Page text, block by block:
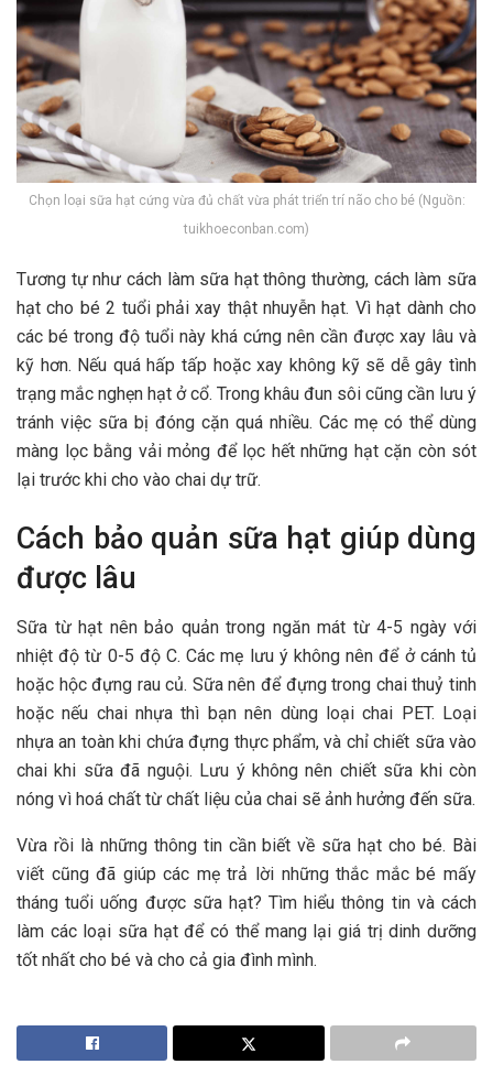
Chọn loại sữa hạt cứng vừa đủ chất vừa phát triển trí não cho bé (Nguồn:
tuikhoeconban.com)
Tương tự như cách làm sữa hạt thông thường, cách làm sữa
hạt cho bé 2 tuổi phải xay thật nhuyễn hạt. Vì hạt dành cho
các bé trong độ tuổi này khá cứng nên cần được xay lâu và
kỹ hơn. Nếu quá hấp tấp hoặc xay không kỹ sẽ dễ gây tình
trạng mắc nghẹn hạt ở cổ. Trong khâu đun sôi cũng cần lưu ý
tránh việc sữa bị đóng cặn quá nhiều. Các mẹ có thể dùng
màng lọc bằng vải mỏng để lọc hết những hạt cặn còn sót
lại trước khi cho vào chai dự trữ.
Cách bảo quản sữa hạt giúp dùng
được lâu
Sữa từ hạt nên bảo quản trong ngăn mát từ 4-5 ngày với
nhiệt độ từ 0-5 độ C. Các mẹ lưu ý không nên để ở cánh tủ
hoặc hộc đựng rau củ. Sữa nên để đựng trong chai thuỷ tinh
hoặc nếu chai nhựa thì bạn nên dùng loại chai PET. Loại
nhựa an toàn khi chứa đựng thực phẩm, và chỉ chiết sữa vào
chai khi sữa đã nguội. Lưu ý không nên chiết sữa khi còn
nóng vì hoá chất từ chất liệu của chai sẽ ảnh hưởng đến sữa.
Vừa rồi là những thông tin cần biết về sữa hạt cho bé. Bài
viết cũng đã giúp các mẹ trả lời những thắc mắc bé mấy
tháng tuổi uống được sữa hạt? Tìm hiểu thông tin và cách
làm các loại sữa hạt để có thể mang lại giá trị dinh dưỡng
tốt nhất cho bé và cho cả gia đình mình.
x